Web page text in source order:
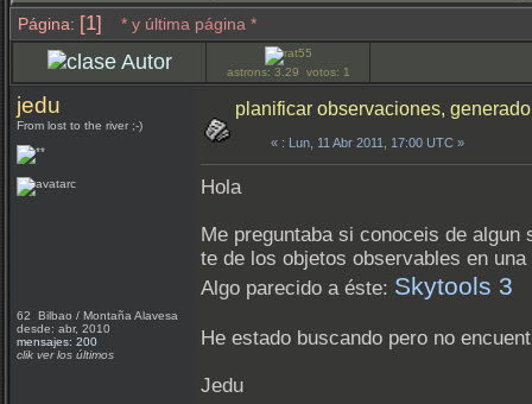
Página: [1] * y última página *
Autor astrons: 3.29 votos: 1
jedu
From lost to the river ;-)
62 Bilbao / Montaña Alavesa
desde: abr, 2010
mensajes: 200
clik ver los últimos
planificar observaciones,
« : Lun, 11 Abr 2011, 17:00 UTC »
Hola
Me preguntaba si conoceis de
te de los objetos observables en
Algo parecido a éste: Skytools 3
He estado buscando pero no
Jedu